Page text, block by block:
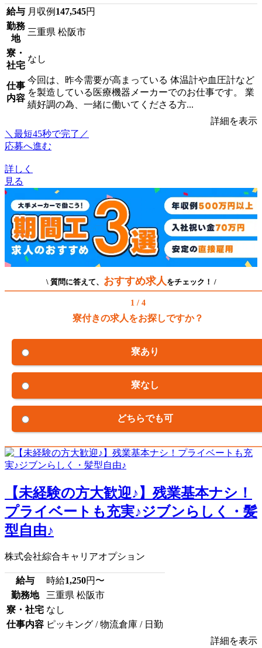
給与 月収例 147,545円
勤務
地
三重県 松阪市
寮・
社宅
なし
仕事
内容
今回は、昨今需要が高まっている 体温計や血圧計など
を製造している医療機器メーカーでのお仕事です。 業
績好調の為、一緒に働いてくださる方...
詳細を表示
＼最短45秒で完了／
応募へ進む
詳しく
見る
\ 質問に答えて、 おすすめ求人 をチェック！ /
1 / 4
寮付きの求人をお探しですか？
寮あり
寮なし
どちらでも可
【未経験の方大歓迎♪】残業基本ナシ！
プライベートも充実♪ジブンらしく・髪
型自由♪
株式会社綜合キャリアオプション
給与 時給1,250円〜
勤務地
三重県 松阪市
寮・社宅 なし
仕事内容 ピッキング / 物流倉庫 / 日勤
詳細を表示